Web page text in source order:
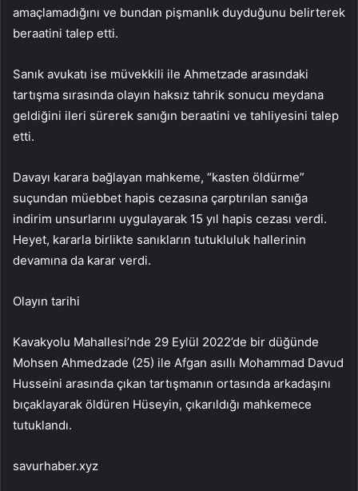
amaçlamadığını ve bundan pişmanlık duyduğunu belirterek
beraatini talep etti.
Sanık avukatı ise müvekkili ile Ahmetzade arasındaki
tartışma sırasında olayın haksız tahrik sonucu meydana
geldiğini ileri sürerek sanığın beraatini ve tahliyesini talep
etti.
Davayı karara bağlayan mahkeme, “kasten öldürme”
suçundan müebbet hapis cezasına çarptırılan sanığa
indirim unsurlarını uygulayarak 15 yıl hapis cezası verdi.
Heyet, kararla birlikte sanıkların tutukluluk hallerinin
devamına da karar verdi.
Olayın tarihi
Kavakyolu Mahallesi’nde 29 Eylül 2022’de bir düğünde
Mohsen Ahmedzade (25) ile Afgan asıllı Mohammad Davud
Husseini arasında çıkan tartışmanın ortasında arkadaşını
bıçaklayarak öldüren Hüseyin, çıkarıldığı mahkemece
tutuklandı.
savurhaber.xyz